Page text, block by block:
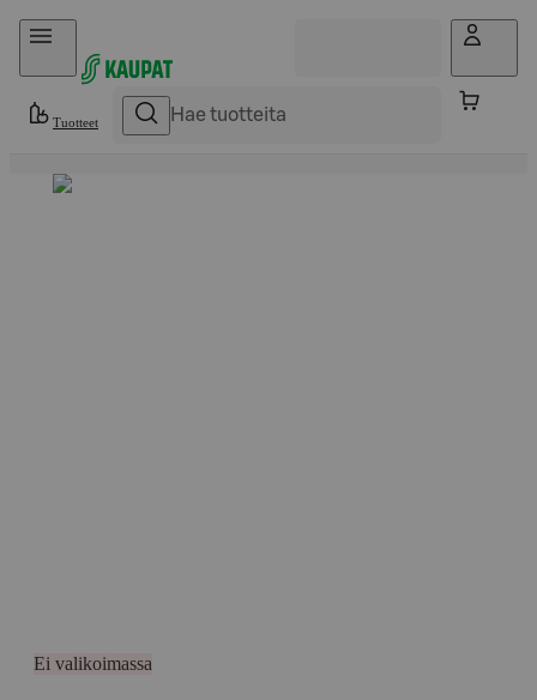
Hyppää sisältöön
Tuotteet
Ei valikoimassa